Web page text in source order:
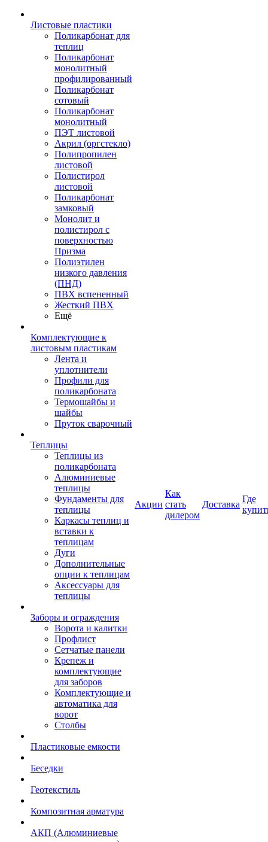
Листовые пластики
Поликарбонат для
теплиц
Поликарбонат
монолитный
профилированный
Поликарбонат
сотовый
Поликарбонат
монолитный
ПЭТ листовой
Акрил (оргстекло)
Полипропилен
листовой
Полистирол
листовой
Поликарбонат
замковый
Монолит и
полистирол с
поверхностью
Призма
Полиэтилен
низкого давления
(ПНД)
ПВХ вспененный
Жесткий ПВХ
Ещё
Комплектующие к
листовым пластикам
Лента и
уплотнители
Профили для
поликарбоната
Термошайбы и
шайбы
Пруток сварочный
Теплицы
Теплицы из
поликарбоната
Алюминиевые
теплицы
Фундаменты для
теплицы
Каркасы теплиц и
вставки к
теплицам
Дуги
Дополнительные
опции к теплицам
Аксессуары для
теплицы
Заборы и ограждения
Ворота и калитки
Профлист
Сетчатые панели
Крепеж и
комплектующие
для заборов
Комплектующие и
автоматика для
ворот
Столбы
Пластиковые емкости
Беседки
Геотекстиль
Композитная арматура
АКП (Алюминиевые
Акции
Как
стать
дилером
Доставка
Где